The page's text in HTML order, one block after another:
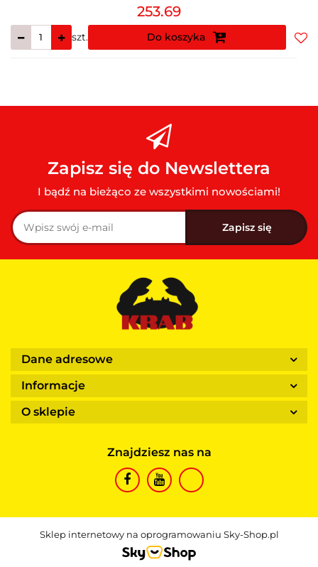
253.69
szt. Do koszyka
Zapisz się do Newslettera
I bądź na bieżąco ze wszystkimi nowościami!
Dane adresowe
Informacje
O sklepie
Znajdziesz nas na
Sklep internetowy na oprogramowaniu Sky-Shop.pl